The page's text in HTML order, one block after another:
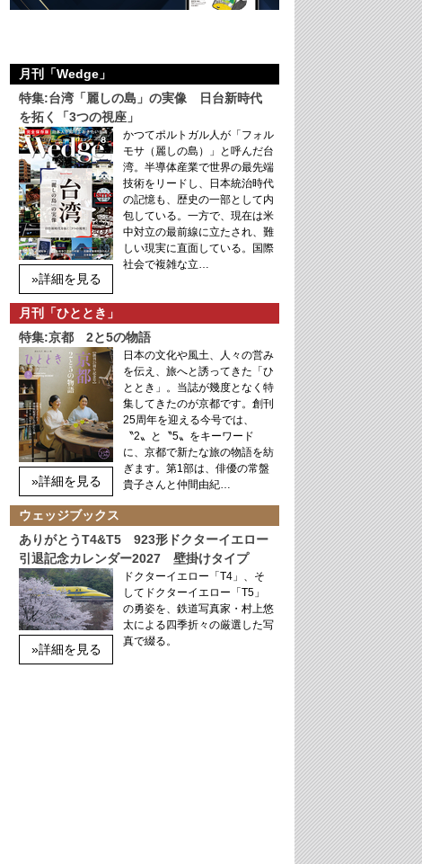
月刊「Wedge」
特集:台湾「麗しの島」の実像 日台新時代
を拓く「3つの視座」
»詳細を見る
かつてポルトガル人が「フォル
モサ（麗しの島）」と呼んだ台
湾。半導体産業で世界の最先端
技術をリードし、日本統治時代
の記憶も、歴史の一部として内
包している。一方で、現在は米
中対立の最前線に立たされ、難
しい現実に直面している。国際
社会で複雑な立…
月刊「ひととき」
特集:京都 2と5の物語
»詳細を見る
日本の文化や風土、人々の営み
を伝え、旅へと誘ってきた「ひ
ととき」。当誌が幾度となく特
集してきたのが京都です。創刊
25周年を迎える今号では、
〝2〟と〝5〟をキーワード
に、京都で新たな旅の物語を紡
ぎます。第1部は、俳優の常盤
貴子さんと仲間由紀…
ウェッジブックス
ありがとうT4&T5 923形ドクターイエロー
引退記念カレンダー2027 壁掛けタイプ
»詳細を見る
ドクターイエロー「T4」、そ
してドクターイエロー「T5」
の勇姿を、鉄道写真家・村上悠
太による四季折々の厳選した写
真で綴る。